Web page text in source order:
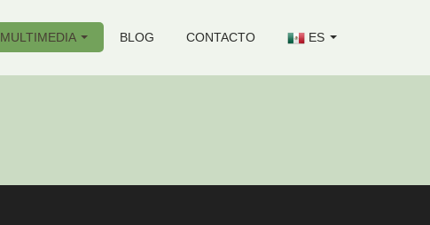
MULTIMEDIA BLOG CONTACTO ES